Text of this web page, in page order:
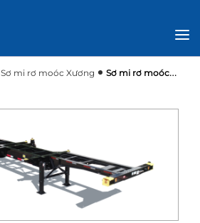
Sơ mi rơ moóc Xương
Sơ mi rơ moóc